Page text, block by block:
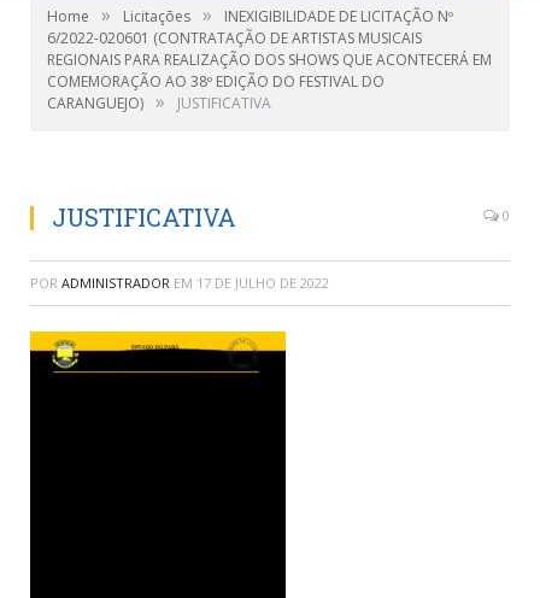
Home » Licitações »
INEXIGIBILIDADE DE LICITAÇÃO Nº
6/2022-020601 (CONTRATAÇÃO DE ARTISTAS MUSICAIS
REGIONAIS PARA REALIZAÇÃO DOS SHOWS QUE ACONTECERÁ EM
COMEMORAÇÃO AO 38º EDIÇÃO DO FESTIVAL DO
CARANGUEJO) » JUSTIFICATIVA
JUSTIFICATIVA 0
POR ADMINISTRADOR EM 17 DE JULHO DE 2022